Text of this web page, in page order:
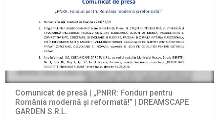
Comunicat de presă | „PNRR: Fonduri pentru
România modernă și reformată!” | DREAMSCAPE
GARDEN S.R.L.